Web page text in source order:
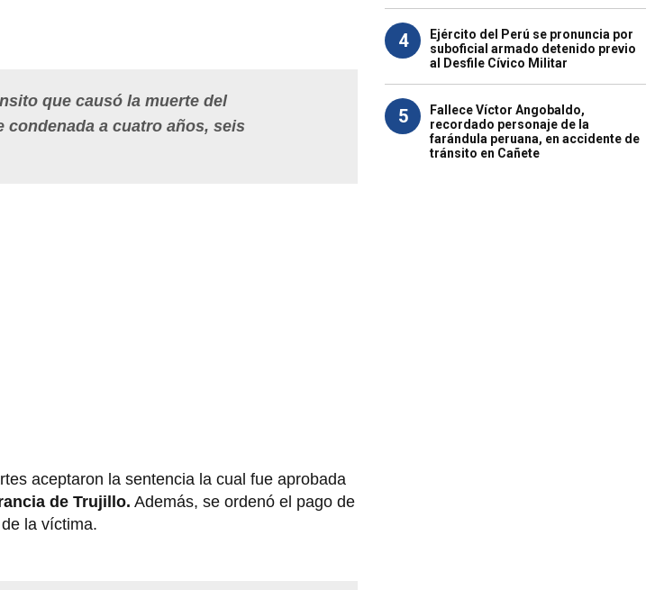
que causó la muerte del
condenada a cuatro años, seis
aceptaron la sentencia la cual fue aprobada
de Trujillo. Además, se ordenó el pago de
la víctima.
4
Ejército del Perú se pronuncia por
suboficial armado detenido previo
al Desfile Cívico Militar
5
Fallece Víctor Angobaldo,
recordado personaje de la
farándula peruana, en accidente de
tránsito en Cañete